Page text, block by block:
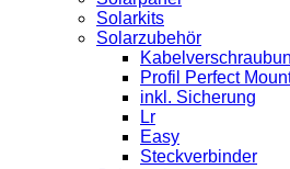
Solarkits
Solarzubehör
Profil Perfect
inkl. Sicherung
Lr
Easy
Steckverbinder